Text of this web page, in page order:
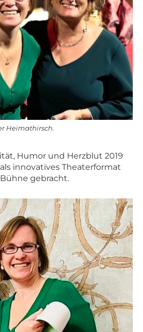
Heimathirsch.
Humor und Herzblut 2019
als innovatives Theaterformat
gebracht.